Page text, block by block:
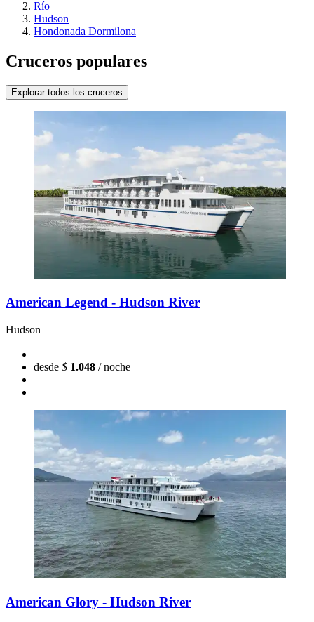
Río
Hudson
Hondonada Dormilona
Cruceros populares
Explorar todos los cruceros
American Legend - Hudson River
Hudson
desde $ 1.048 / noche
American Glory - Hudson River